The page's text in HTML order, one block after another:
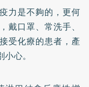
力是不夠的，更何
戴口罩、常洗手、
受化療的患者，產
心。